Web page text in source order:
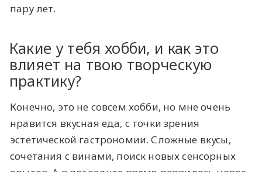
пару лет.
Какие у тебя хобби, и как это
влияет на твою творческую
практику?
Конечно, это не совсем хобби, но мне очень
нравится вкусная еда, с точки зрения
эстетической гастрономии. Сложные вкусы,
сочетания с винами, поиск новых сенсорных